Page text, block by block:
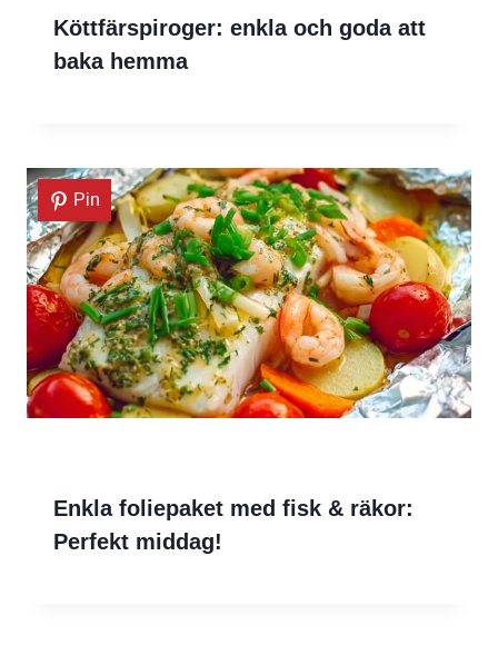
Köttfärspiroger: enkla och goda att
baka hemma
Pin
Enkla foliepaket med fisk & räkor:
Perfekt middag!